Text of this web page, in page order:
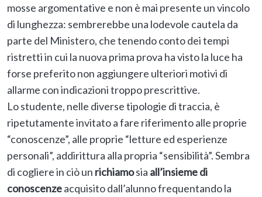
mosse argomentative e non è mai presente un vincolo
di lunghezza: sembrerebbe una lodevole cautela da
parte del Ministero, che tenendo conto dei tempi
ristretti in cui la nuova prima prova ha visto la luce ha
forse preferito non aggiungere ulteriori motivi di
allarme con indicazioni troppo prescrittive.
Lo studente, nelle diverse tipologie di traccia, è
ripetutamente invitato a fare riferimento alle proprie
“conoscenze”, alle proprie “letture ed esperienze
personali”, addirittura alla propria “sensibilità”. Sembra
di cogliere in ciò un richiamosia all’insieme di
conoscenzeacquisito dall’alunno frequentando la